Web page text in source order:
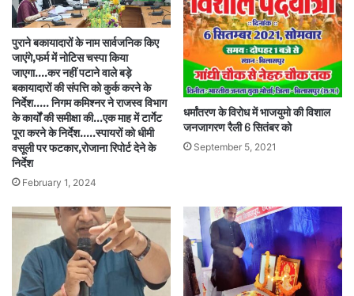
पुराने बकायादारों के नाम सार्वजनिक किए
जाएंगे,फर्म में नोटिस चस्पा किया
जाएगा….कर नहीं पटाने वाले बड़े
बकायादारों की संपत्ति को कुर्क करने के
निर्देश.…. निगम कमिश्नर ने राजस्व विभाग
के कार्यों की समीक्षा की…एक माह में टार्गेट
पूरा करने के निर्देश…..स्पायरों को धीमी
वसूली पर फटकार,रोजाना रिपोर्ट देने के
निर्देश
February 1, 2024
धर्मांतरण के विरोध में भाजयुमो की विशाल
जनजागरण रैली 6 सितंबर को
September 5, 2021